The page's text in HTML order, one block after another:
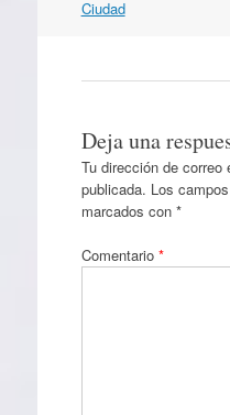
Ciudad
Deja una
Tu dirección de correo
publicada. Los
marcados con *
Comentario *